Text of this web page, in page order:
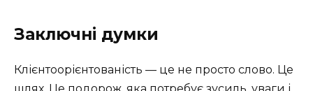
Заключні думки
Клієнтоорієнтованість — це не просто слово. Це